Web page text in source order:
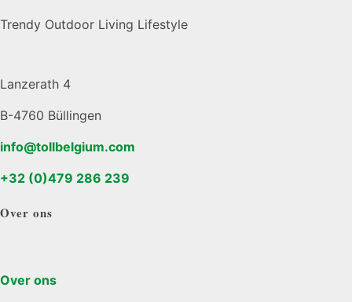
Trendy Outdoor Living Lifestyle
Lanzerath 4
B-4760 Büllingen
info@tollbelgium.com
+32 (0)479 286 239
Over ons
Over ons